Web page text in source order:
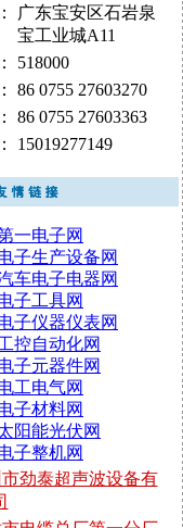
广东宝安区石岩泉
宝工业城A11
518000
86 0755 27603270
86 0755 27603363
15019277149
一电子网
子生产设备网
车电子电器网
子工具网
子仪器仪表网
控自动化网
子元器件网
工电气网
子材料网
阳能光伏网
子整机网
劲泰超声波设备有